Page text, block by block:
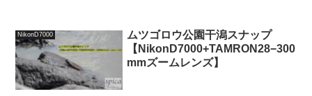
NikonD7000
ムツゴロウ公園干潟スナップ
【NikonD7000+TAMRON28−300
mmズームレンズ】